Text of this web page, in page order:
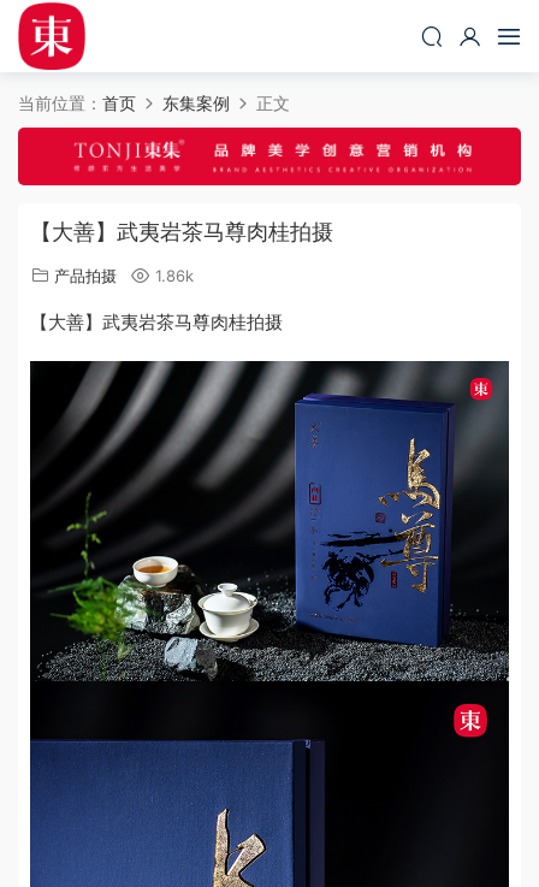
当前位置： 首页 东集案例 正文
【大善】武夷岩茶马尊肉桂拍摄
产品拍摄 1.86k
【大善】武夷岩茶马尊肉桂拍摄